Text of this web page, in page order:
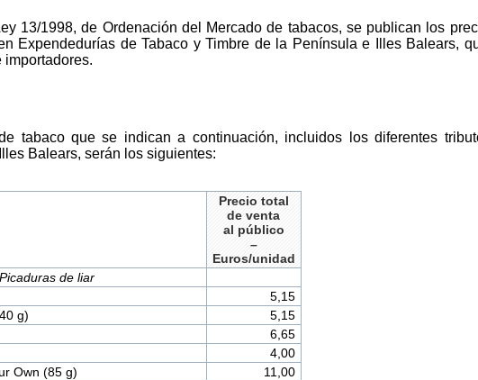
13/1998, de Ordenación del Mercado de tabacos, se publican los
Expendedurías de Tabaco y Timbre de la Península e Illes Balears,
importadores.
tabaco que se indican a continuación, incluidos los diferentes
Balears, serán los siguientes:
Precio total
de venta
al público
–
Euros/unidad
Picaduras de liar
5,15
g)
5,15
6,65
4,00
Own (85 g)
11,00